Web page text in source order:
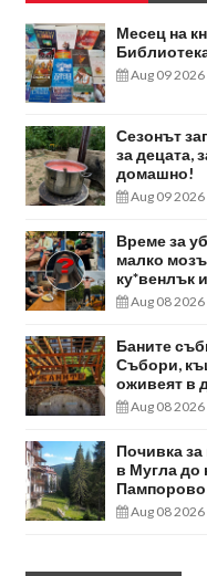
Месец на
Aug 09 2026
Сезонът
за децата,
домашно!
Aug 09 2026
Време за
малко
ку*венлък
Aug 08 2026
Баните
Събори,
оживеят в
Aug 08 2026
Почивка
в Мугла до
Aug 08 2026